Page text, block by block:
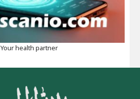
Your health partner